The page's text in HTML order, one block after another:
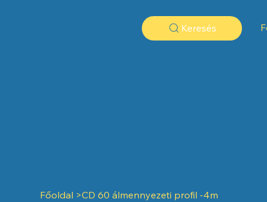
Keresés
Főoldal >CD 60 álmennyezeti profil -4m